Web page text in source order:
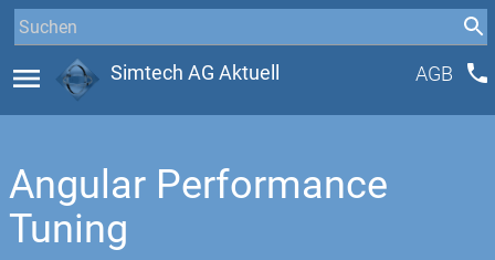
menu Simtech AG Aktuell AGB phone
Angular Performance
Tuning